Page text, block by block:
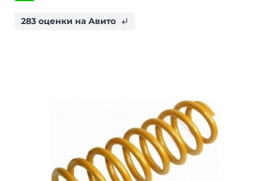
283 оценки на Авито subdirectory_arrow_left